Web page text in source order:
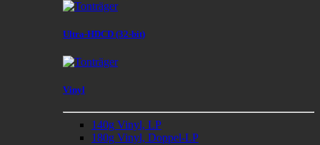
Ultra-HDCD (32-bit)
Vinyl
140g Vinyl, LP
180g Vinyl, Doppel-LP